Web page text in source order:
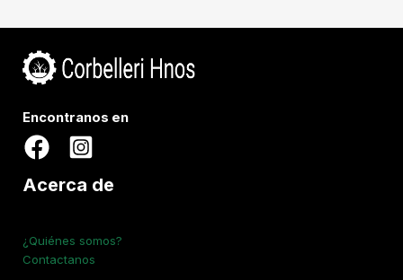
Encontranos en
Acerca de
¿Quiénes somos?
Contactanos